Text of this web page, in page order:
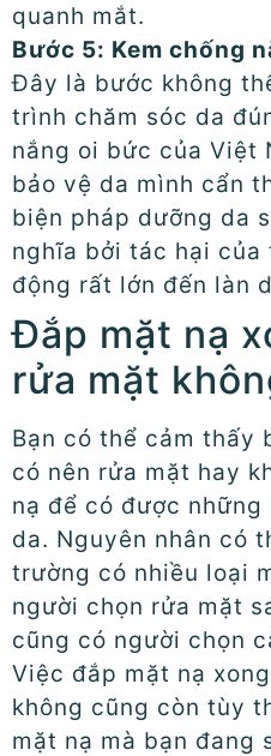
quanh mắt.
Bước 5: Kem chống
Đây là bước không
trình chăm sóc da
nắng oi bức của Việt
bảo vệ da mình cẩn
biện pháp dưỡng da
nghĩa bởi tác hại của
động rất lớn đến làn
Đắp mặt nạ
rửa mặt
Bạn có thể cảm thấy
có nên rửa mặt hay
nạ để có được
da. Nguyên nhân có
trường có nhiều loại
người chọn rửa mặt
cũng có người chọn
Việc đắp mặt nạ
không cũng còn tùy
mặt nạ mà bạn đang